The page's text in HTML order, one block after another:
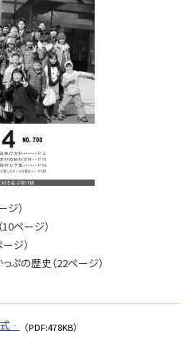
）
ページ）
ジ）
ぷの歴史（22ページ）
‐ （PDF:478KB）